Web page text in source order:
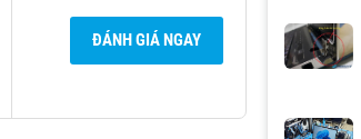
ĐÁNH GIÁ NGAY